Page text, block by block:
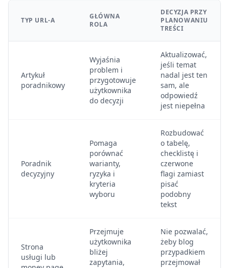
TYP URL-A
GŁÓWNA
ROLA
DECYZJA PRZY
PLANOWANIU
TREŚCI
Artykuł
poradnikowy
Wyjaśnia
problem i
przygotowuje
użytkownika
do decyzji
Aktualizować,
jeśli temat
nadal jest ten
sam, ale
odpowiedź
jest niepełna
Poradnik
decyzyjny
Pomaga
porównać
warianty,
ryzyka i
kryteria
wyboru
Rozbudować
o tabelę,
checklistę i
czerwone
flagi zamiast
pisać
podobny
tekst
Strona
usługi lub
Przejmuje
użytkownika
bliżej
zapytania,
Nie pozwalać,
żeby blog
przypadkiem
przejmował